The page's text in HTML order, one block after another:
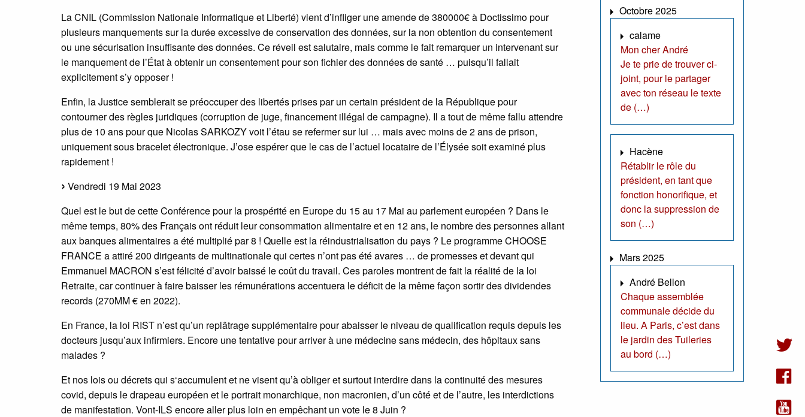
La CNIL (Commission Nationale Informatique et Liberté) vient d’infliger une amende de 380000€ à Doctissimo pour
plusieurs manquements sur la durée excessive de conservation des données, sur la non obtention du consentement
ou une sécurisation insuffisante des données. Ce réveil est salutaire, mais comme le fait remarquer un intervenant sur
le manquement de l’État à obtenir un consentement pour son fichier des données de santé … puisqu’il fallait
explicitement s’y opposer !
Enfin, la Justice semblerait se préoccuper des libertés prises par un certain président de la République pour
contourner des règles juridiques (corruption de juge, financement illégal de campagne). Il a tout de même fallu attendre
plus de 10 ans pour que Nicolas SARKOZY voit l’étau se refermer sur lui … mais avec moins de 2 ans de prison,
uniquement sous bracelet électronique. J’ose espérer que le cas de l’actuel locataire de l’Élysée soit examiné plus
rapidement !
Vendredi 19 Mai 2023
Quel est le but de cette Conférence pour la prospérité en Europe du 15 au 17 Mai au parlement européen ? Dans le
même temps, 80% des Français ont réduit leur consommation alimentaire et en 12 ans, le nombre des personnes allant
aux banques alimentaires a été multiplié par 8 ! Quelle est la réindustrialisation du pays ? Le programme CHOOSE
FRANCE a attiré 200 dirigeants de multinationale qui certes n’ont pas été avares … de promesses et devant qui
Emmanuel MACRON s’est félicité d’avoir baissé le coût du travail. Ces paroles montrent de fait la réalité de la loi
Retraite, car continuer à faire baisser les rémunérations accentuera le déficit de la même façon sortir des dividendes
records (270MM € en 2022).
En France, la loi RIST n’est qu’un replâtrage supplémentaire pour abaisser le niveau de qualification requis depuis les
docteurs jusqu’aux infirmiers. Encore une tentative pour arriver à une médecine sans médecin, des hôpitaux sans
malades ?
Et nos lois ou décrets qui s‘accumulent et ne visent qu’à obliger et surtout interdire dans la continuité des mesures
covid, depuis le drapeau européen et le portrait monarchique, non macronien, d’un côté et de l’autre, les interdictions
de manifestation. Vont-ILS encore aller plus loin en empêchant un vote le 8 Juin ?
Octobre 2025
calame
Mon cher André
Je te prie de trouver ci-
joint, pour le partager
avec ton réseau le texte
de (…)
Hacène
Rétablir le rôle du
président, en tant que
fonction honorifique, et
donc la suppression de
son (…)
Mars 2025
André Bellon
Chaque assemblée
communale décide du
lieu. A Paris, c’est dans
le jardin des Tuileries
au bord (…)